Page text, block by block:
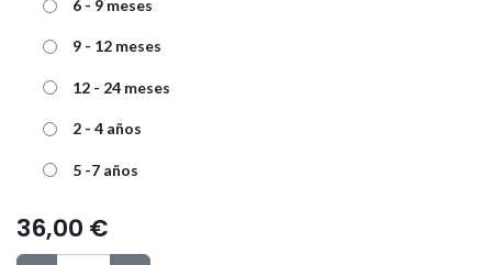
6 - 9 meses
9 - 12 meses
12 - 24 meses
2 - 4 años
5 -7 años
36,00 €